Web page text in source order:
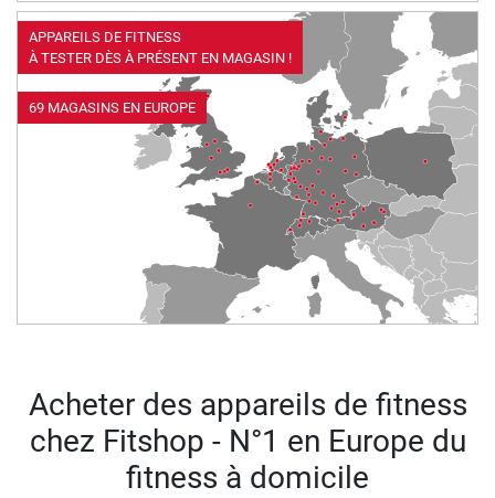
APPAREILS DE FITNESS
À TESTER DÈS À PRÉSENT EN MAGASIN !
69 MAGASINS EN EUROPE
Acheter des appareils de fitness
chez Fitshop - N°1 en Europe du
fitness à domicile